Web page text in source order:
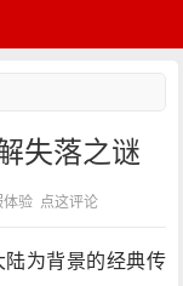
失落之谜
验 点这评论
为背景的经典传